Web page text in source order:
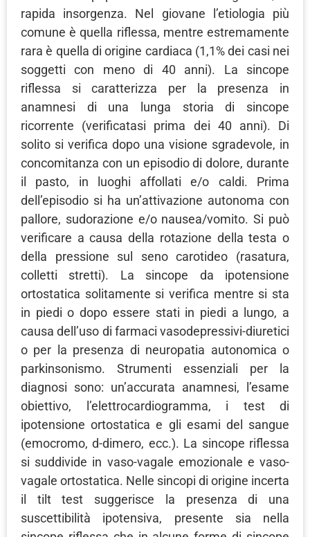
rapida insorgenza. Nel giovane l’etiologia più
comune è quella riflessa, mentre estremamente
rara è quella di origine cardiaca (1,1% dei casi nei
soggetti con meno di 40 anni). La sincope
riflessa si caratterizza per la presenza in
anamnesi di una lunga storia di sincope
ricorrente (verificatasi prima dei 40 anni). Di
solito si verifica dopo una visione sgradevole, in
concomitanza con un episodio di dolore, durante
il pasto, in luoghi affollati e/o caldi. Prima
dell’episodio si ha un’attivazione autonoma con
pallore, sudorazione e/o nausea/vomito. Si può
verificare a causa della rotazione della testa o
della pressione sul seno carotideo (rasatura,
colletti stretti). La sincope da ipotensione
ortostatica solitamente si verifica mentre si sta
in piedi o dopo essere stati in piedi a lungo, a
causa dell’uso di farmaci vasodepressivi-diuretici
o per la presenza di neuropatia autonomica o
parkinsonismo. Strumenti essenziali per la
diagnosi sono: un’accurata anamnesi, l’esame
obiettivo, l’elettrocardiogramma, i test di
ipotensione ortostatica e gli esami del sangue
(emocromo, d-dimero, ecc.). La sincope riflessa
si suddivide in vaso-vagale emozionale e vaso-
vagale ortostatica. Nelle sincopi di origine incerta
il tilt test suggerisce la presenza di una
suscettibilità ipotensiva, presente sia nella